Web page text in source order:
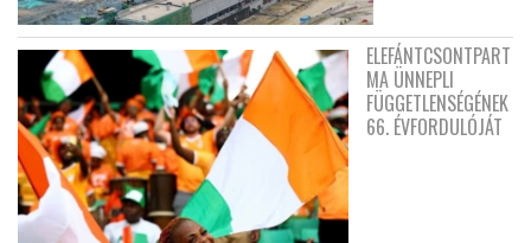
ELEFÁNTCSONTPART
MA ÜNNEPLI
FÜGGETLENSÉGÉNEK
66. ÉVFORDULÓJÁT